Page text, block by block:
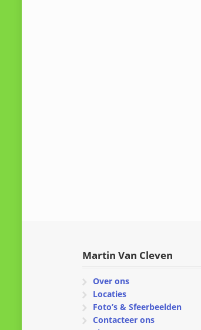
Martin Van Cleven
Over ons
Locaties
Foto’s & Sfeerbeelden
Contacteer ons